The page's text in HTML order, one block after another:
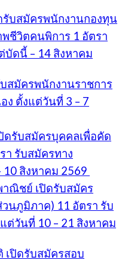
รับสมัครพนักงานกองทุน
ชีวิตคนพิการ 1 อัตรา
บัดนี้ – 14 สิงหาคม
สมัครพนักงานราชการ
ง ตั้งแต่วันที่ 3 – 7
ดรับสมัครบุคคลเพื่อคัด
า รับสมัครทาง
สิงหาคม 2569
าณิชย์ เปิดรับสมัคร
นภูมิภาค) 11 อัตรา รับ
ต่วันที่ 10 – 21 สิงหาคม
เปิดรับสมัครสอบ